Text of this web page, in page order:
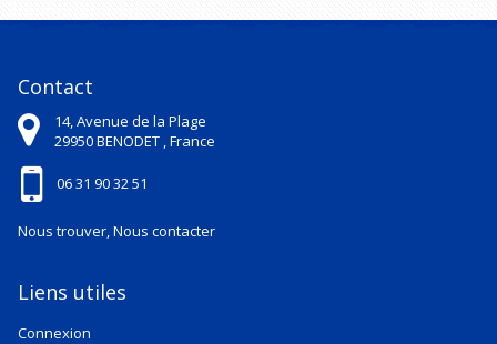
Contact
14, Avenue de la Plage
29950BENODET , France
06 31 90 32 51
Nous trouver, Nous contacter
Liens utiles
Connexion